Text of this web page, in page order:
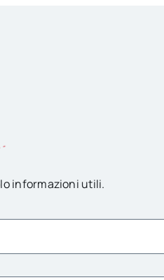
informazioni utili.